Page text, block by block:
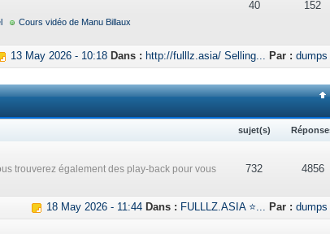
Cours vidéo de Manu Billaux
40 152
13 May 2026 - 10:18 Dans : http://fulllz.asia/ Selling... Par : dumps
sujet(s)
trouverez également des play-back pour vous
732 4856
18 May 2026 - 11:44 Dans : FULLLZ.ASIA ⭐... Par : dumps